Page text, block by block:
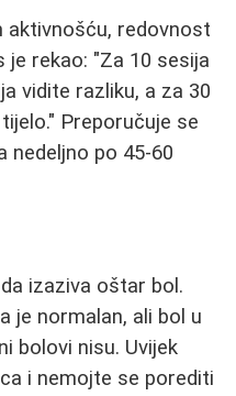
aktivnošću, redovnost
je rekao: "Za 10 sesija
vidite razliku, a za 30
Preporučuje se
nedeljno po 45-60
izaziva oštar bol.
je normalan, ali bol u
bolovi nisu. Uvijek
i nemojte se porediti